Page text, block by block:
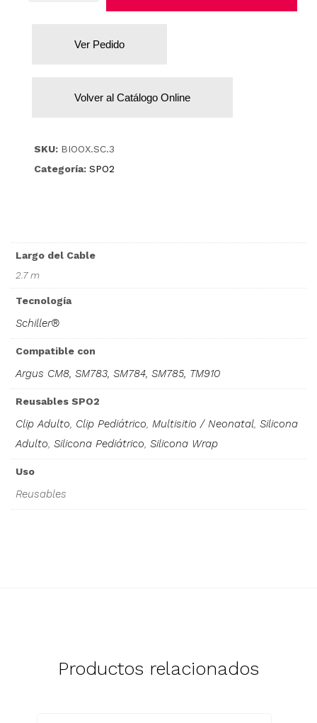
Ver Pedido
Volver al Catálogo Online
SKU: BIOOX.SC.3
Categoría: SPO2
Largo del Cable
2.7 m
Tecnología
Schiller®
Compatible con
Argus CM8, SM783, SM784, SM785, TM910
Reusables SPO2
Clip Adulto, Clip Pediátrico, Multisitio / Neonatal, Silicona
Adulto, Silicona Pediátrico, Silicona Wrap
Uso
Reusables
Productos relacionados